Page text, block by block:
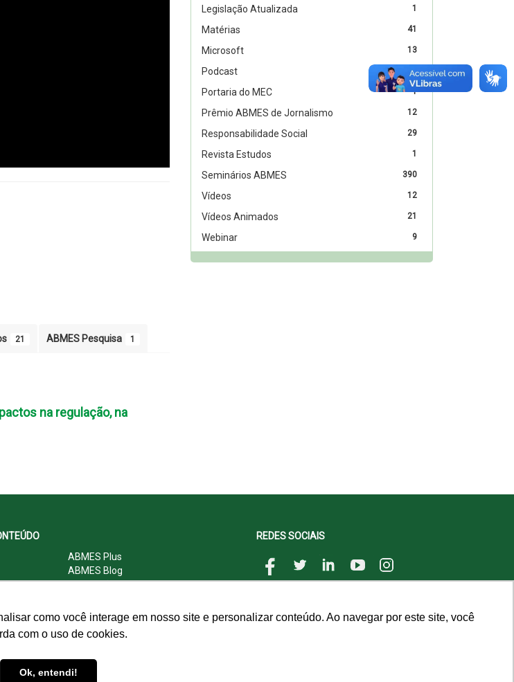
como você interage em nosso site e personalizar conteúdo. Ao navegar por este site, você
com o uso de cookies.
Ok, entendi!
21 ABMES Pesquisa 1
na regulação, na
1
Legislação Atualizada
41
Matérias
13
Microsoft
5
Podcast
1
Portaria do MEC
12
Prêmio ABMES de Jornalismo
29
Responsabilidade Social
1
Revista Estudos
390
Seminários ABMES
12
Vídeos
21
Vídeos Animados
9
Webinar
ABMES Plus
ABMES Blog
Legislação
ABMES
Contato
REDES SOCIAIS
Todos os direitos reservados.